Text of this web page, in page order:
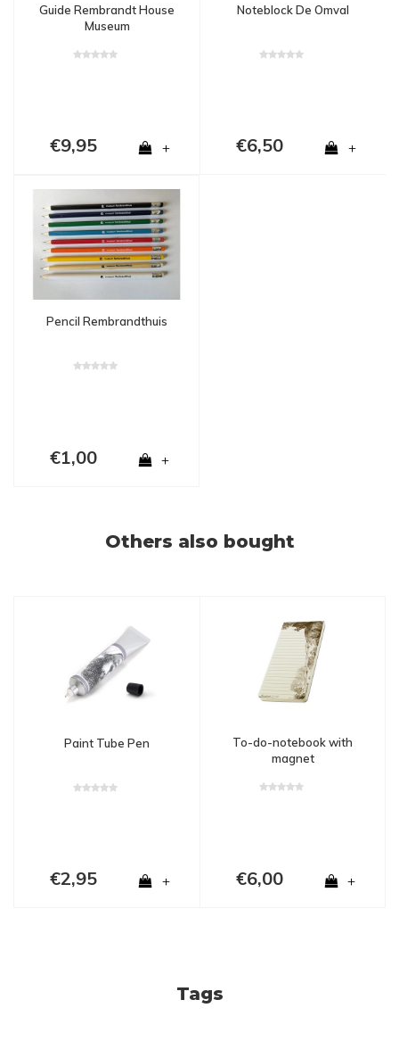
Guide Rembrandt House
Museum
€9,95 +
Noteblock De Omval
€6,50 +
Pencil Rembrandthuis
€1,00 +
Others also bought
Paint Tube Pen
€2,95 +
To-do-notebook with
magnet
€6,00 +
Tags